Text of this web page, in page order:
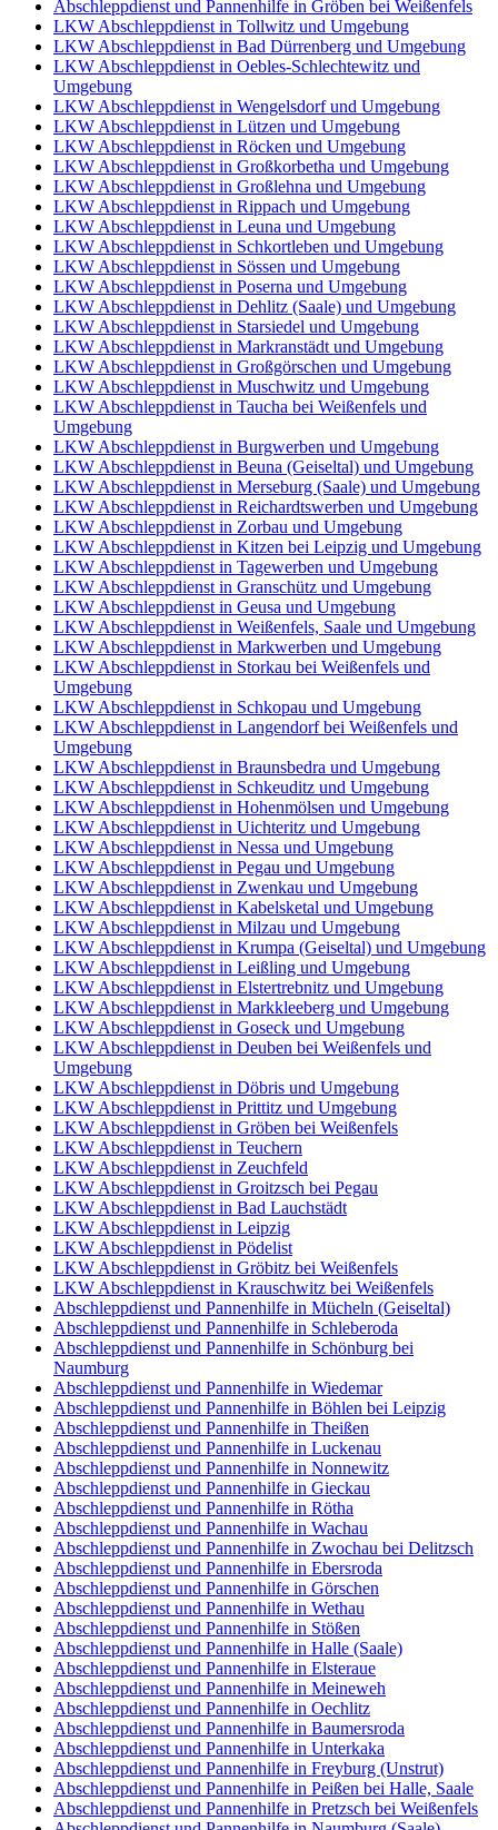
Abschleppdienst und Pannenhilfe in Gröben bei Weißenfels
LKW Abschleppdienst in Tollwitz und Umgebung
LKW Abschleppdienst in Bad Dürrenberg und Umgebung
LKW Abschleppdienst in Oebles-Schlechtewitz und
Umgebung
LKW Abschleppdienst in Wengelsdorf und Umgebung
LKW Abschleppdienst in Lützen und Umgebung
LKW Abschleppdienst in Röcken und Umgebung
LKW Abschleppdienst in Großkorbetha und Umgebung
LKW Abschleppdienst in Großlehna und Umgebung
LKW Abschleppdienst in Rippach und Umgebung
LKW Abschleppdienst in Leuna und Umgebung
LKW Abschleppdienst in Schkortleben und Umgebung
LKW Abschleppdienst in Sössen und Umgebung
LKW Abschleppdienst in Poserna und Umgebung
LKW Abschleppdienst in Dehlitz (Saale) und Umgebung
LKW Abschleppdienst in Starsiedel und Umgebung
LKW Abschleppdienst in Markranstädt und Umgebung
LKW Abschleppdienst in Großgörschen und Umgebung
LKW Abschleppdienst in Muschwitz und Umgebung
LKW Abschleppdienst in Taucha bei Weißenfels und
Umgebung
LKW Abschleppdienst in Burgwerben und Umgebung
LKW Abschleppdienst in Beuna (Geiseltal) und Umgebung
LKW Abschleppdienst in Merseburg (Saale) und Umgebung
LKW Abschleppdienst in Reichardtswerben und Umgebung
LKW Abschleppdienst in Zorbau und Umgebung
LKW Abschleppdienst in Kitzen bei Leipzig und Umgebung
LKW Abschleppdienst in Tagewerben und Umgebung
LKW Abschleppdienst in Granschütz und Umgebung
LKW Abschleppdienst in Geusa und Umgebung
LKW Abschleppdienst in Weißenfels, Saale und Umgebung
LKW Abschleppdienst in Markwerben und Umgebung
LKW Abschleppdienst in Storkau bei Weißenfels und
Umgebung
LKW Abschleppdienst in Schkopau und Umgebung
LKW Abschleppdienst in Langendorf bei Weißenfels und
Umgebung
LKW Abschleppdienst in Braunsbedra und Umgebung
LKW Abschleppdienst in Schkeuditz und Umgebung
LKW Abschleppdienst in Hohenmölsen und Umgebung
LKW Abschleppdienst in Uichteritz und Umgebung
LKW Abschleppdienst in Nessa und Umgebung
LKW Abschleppdienst in Pegau und Umgebung
LKW Abschleppdienst in Zwenkau und Umgebung
LKW Abschleppdienst in Kabelsketal und Umgebung
LKW Abschleppdienst in Milzau und Umgebung
LKW Abschleppdienst in Krumpa (Geiseltal) und Umgebung
LKW Abschleppdienst in Leißling und Umgebung
LKW Abschleppdienst in Elstertrebnitz und Umgebung
LKW Abschleppdienst in Markkleeberg und Umgebung
LKW Abschleppdienst in Goseck und Umgebung
LKW Abschleppdienst in Deuben bei Weißenfels und
Umgebung
LKW Abschleppdienst in Döbris und Umgebung
LKW Abschleppdienst in Prittitz und Umgebung
LKW Abschleppdienst in Gröben bei Weißenfels
LKW Abschleppdienst in Teuchern
LKW Abschleppdienst in Zeuchfeld
LKW Abschleppdienst in Groitzsch bei Pegau
LKW Abschleppdienst in Bad Lauchstädt
LKW Abschleppdienst in Leipzig
LKW Abschleppdienst in Pödelist
LKW Abschleppdienst in Gröbitz bei Weißenfels
LKW Abschleppdienst in Krauschwitz bei Weißenfels
Abschleppdienst und Pannenhilfe in Mücheln (Geiseltal)
Abschleppdienst und Pannenhilfe in Schleberoda
Abschleppdienst und Pannenhilfe in Schönburg bei
Naumburg
Abschleppdienst und Pannenhilfe in Wiedemar
Abschleppdienst und Pannenhilfe in Böhlen bei Leipzig
Abschleppdienst und Pannenhilfe in Theißen
Abschleppdienst und Pannenhilfe in Luckenau
Abschleppdienst und Pannenhilfe in Nonnewitz
Abschleppdienst und Pannenhilfe in Gieckau
Abschleppdienst und Pannenhilfe in Rötha
Abschleppdienst und Pannenhilfe in Wachau
Abschleppdienst und Pannenhilfe in Zwochau bei Delitzsch
Abschleppdienst und Pannenhilfe in Ebersroda
Abschleppdienst und Pannenhilfe in Görschen
Abschleppdienst und Pannenhilfe in Wethau
Abschleppdienst und Pannenhilfe in Stößen
Abschleppdienst und Pannenhilfe in Halle (Saale)
Abschleppdienst und Pannenhilfe in Elsteraue
Abschleppdienst und Pannenhilfe in Meineweh
Abschleppdienst und Pannenhilfe in Oechlitz
Abschleppdienst und Pannenhilfe in Baumersroda
Abschleppdienst und Pannenhilfe in Unterkaka
Abschleppdienst und Pannenhilfe in Freyburg (Unstrut)
Abschleppdienst und Pannenhilfe in Peißen bei Halle, Saale
Abschleppdienst und Pannenhilfe in Pretzsch bei Weißenfels